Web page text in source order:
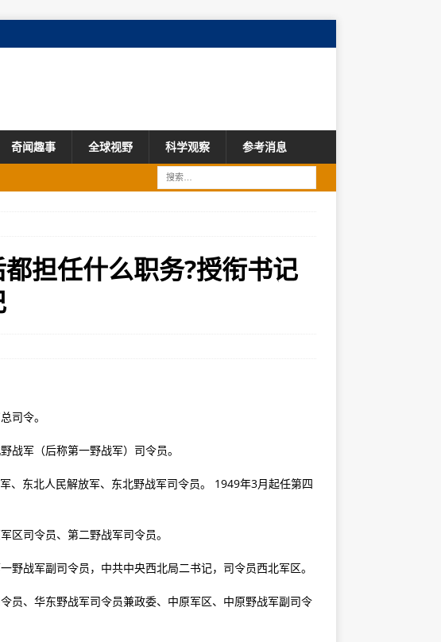
奇闻趣事 全球视野 科学观察 参考消息
担任什么职务?授衔书记
司令。
战军（后称第一野战军）司令员。
东北人民解放军、东北野战军司令员。 1949年3月起任第四
区司令员、第二野战军司令员。
野战军副司令员，中共中央西北局二书记，司令员西北军区。
员、华东野战军司令员兼政委、中原军区、中原野战军副司令